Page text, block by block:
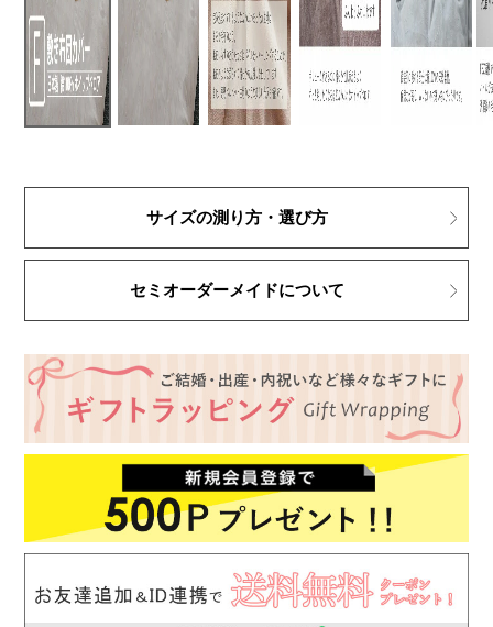
サイズの測り方・選び方
セミオーダーメイドについて